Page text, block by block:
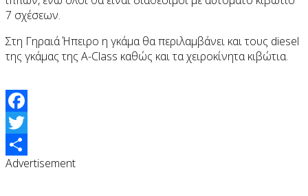
7 σχέσεων.
Στη Γηραιά Ήπειρο η γκάμα θα περιλαμβάνει και τους diesel
της γκάμας της A-Class καθώς και τα χειροκίνητα κιβώτια.
Facebook
Twitter
Share
Advertisement